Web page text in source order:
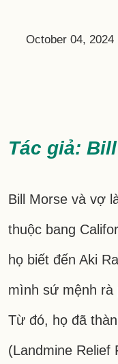
October 04, 2024
Tác giả:
Bill Morse và vợ
thuộc bang
họ biết đến Aki
mình sứ mệnh rà
Từ đó, họ đã
(Landmine Relief